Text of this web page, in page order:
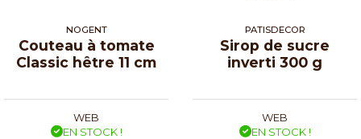
NOGENT
Couteau à tomate
Classic hêtre 11 cm
WEB
EN STOCK !
PATISDECOR
Sirop de sucre
inverti 300 g
WEB
EN STOCK !